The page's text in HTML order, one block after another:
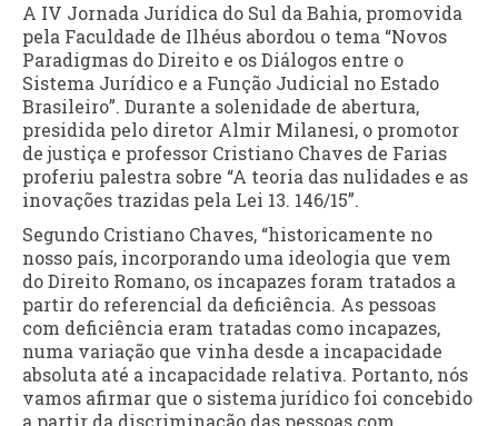
A IV Jornada Jurídica do Sul da Bahia, promovida
pela Faculdade de Ilhéus abordou o tema “Novos
Paradigmas do Direito e os Diálogos entre o
Sistema Jurídico e a Função Judicial no Estado
Brasileiro”. Durante a solenidade de abertura,
presidida pelo diretor Almir Milanesi, o promotor
de justiça e professor Cristiano Chaves de Farias
proferiu palestra sobre “A teoria das nulidades e as
inovações trazidas pela Lei 13. 146/15”.
Segundo Cristiano Chaves, “historicamente no
nosso país, incorporando uma ideologia que vem
do Direito Romano, os incapazes foram tratados a
partir do referencial da deficiência. As pessoas
com deficiência eram tratadas como incapazes,
numa variação que vinha desde a incapacidade
absoluta até a incapacidade relativa. Portanto, nós
vamos afirmar que o sistema jurídico foi concebido